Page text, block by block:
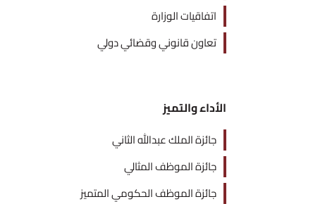
اتفاقيات الوزارة
تعاون قانوني وقضائي دولي
الأداء والتميز
جائزة الملك عبدالله الثاني
جائزة الموظف المثالي
جائزة الموظف الحكومي المتميز